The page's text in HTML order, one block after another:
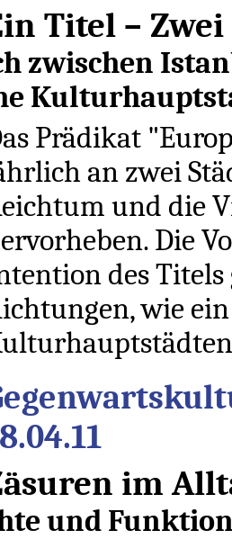
Titel – Zwei
zwischen
Prädikat
an zwei
und die
Die
des Titels
wie
im
und